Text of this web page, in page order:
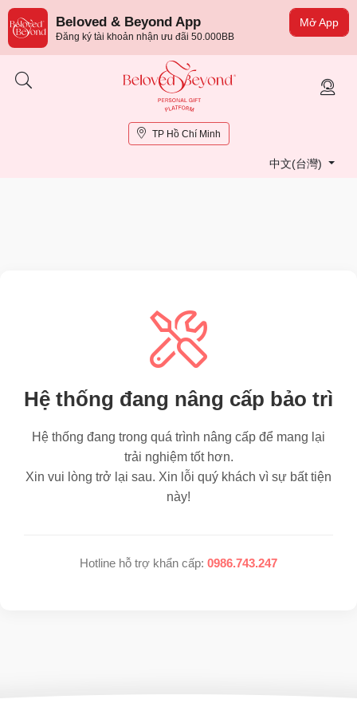
Mở App
Beloved & Beyond App
Đăng ký tài khoản nhận ưu đãi 50.000BB
TP Hồ Chí Minh
中文(台灣)
Hệ thống đang nâng cấp bảo trì
Hệ thống đang trong quá trình nâng cấp để mang lại
trải nghiệm tốt hơn.
Xin vui lòng trở lại sau. Xin lỗi quý khách vì sự bất tiện
này!
Hotline hỗ trợ khẩn cấp: 0986.743.247